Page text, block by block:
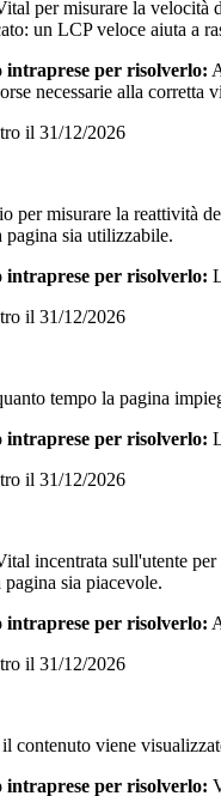
per misurare la velocità
un LCP veloce aiuta a
intraprese per risolverlo:
necessarie alla
il 31/12/2026
per misurare la reattività
pagina sia utilizzabile.
intraprese per risolverlo:
il 31/12/2026
tempo la pagina
intraprese per risolverlo:
il 31/12/2026
incentrata sull'utente
sia piacevole.
intraprese per risolverlo:
il 31/12/2026
contenuto viene
intraprese per risolverlo: